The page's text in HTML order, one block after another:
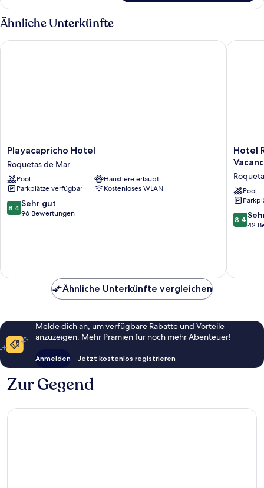
(3
adults)
Ähnliche Unterkünfte
Playacapricho
Hotel
Roquetas
de
Mar
Playacapricho Hotel
Roquetas de Mar
Pool
Haustiere erlaubt
Parkplätze verfügbar
Kostenloses WLAN
8.4
von
8,4 Sehr gut
96 Bewertungen
Playacapricho Hotel
Hotel
Palmeral
by
Pierre
&
Hotel
Pool
8.4
von
8,4
42
Hotel
Ähnliche Unterkünfte vergleichen
Melde dich an, um verfügbare Rabatte und Vorteile
anzuzeigen. Mehr Prämien für noch mehr Abenteuer!
Anmelden Jetzt kostenlos registrieren
Zur Gegend